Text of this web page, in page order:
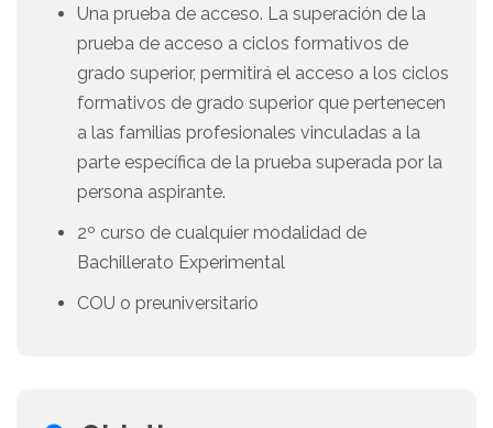
Una prueba de acceso. La superación de la
prueba de acceso a ciclos formativos de
grado superior, permitirá el acceso a los ciclos
formativos de grado superior que pertenecen
a las familias profesionales vinculadas a la
parte específica de la prueba superada por la
persona aspirante.
2º curso de cualquier modalidad de
Bachillerato Experimental
COU o preuniversitario